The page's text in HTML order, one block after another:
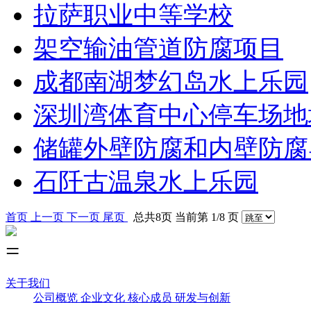
拉萨职业中等学校
架空输油管道防腐项目
成都南湖梦幻岛水上乐园
深圳湾体育中心停车场
储罐外壁防腐和内壁防
石阡古温泉水上乐园
首页 上一页 下一页 尾页 总共8页 当前第 1/8 页
关于我们
公司概览 企业文化 核心成员 研发与创新